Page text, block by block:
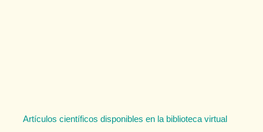
Artículos científicos disponibles en la biblioteca virtual